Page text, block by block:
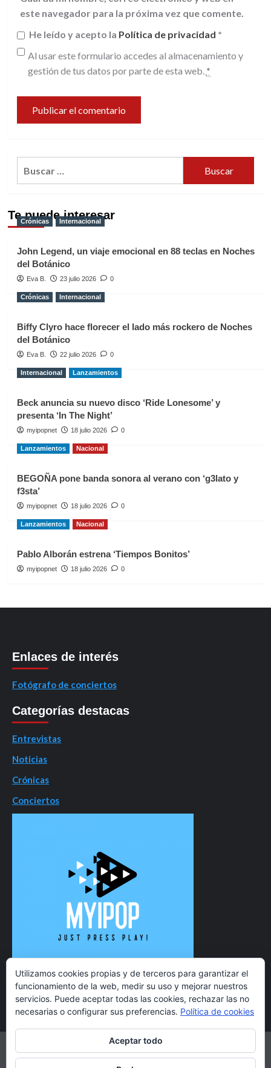
este navegador para la próxima vez que comente.
He leído y acepto la Política de privacidad *
Al usar este formulario accedes al almacenamiento y
gestión de tus datos por parte de esta web. *
Te puede interesar
Crónicas Internacional
John Legend, un viaje emocional en 88 teclas en Noches
del Botánico
Eva B. 23 julio 2026 0
Crónicas Internacional
Biffy Clyro hace florecer el lado más rockero de Noches
del Botánico
Eva B. 22 julio 2026 0
Internacional Lanzamientos
Beck anuncia su nuevo disco ‘Ride Lonesome’ y
presenta ‘In The Night’
myipopnet 18 julio 2026 0
Lanzamientos Nacional
BEGOÑA pone banda sonora al verano con ‘g3lato y
f3sta’
myipopnet 18 julio 2026 0
Lanzamientos Nacional
Pablo Alborán estrena ‘Tiempos Bonitos’
myipopnet 18 julio 2026 0
Enlaces de interés
Fotógrafo de conciertos
Categorías destacas
Entrevistas
Noticias
Crónicas
Conciertos
TwitterInstagramFacebookYouTube
Utilizamos cookies propias y de terceros para garantizar el
funcionamiento de la web, medir su uso y mejorar nuestros
servicios. Puede aceptar todas las cookies, rechazar las no
necesarias o configurar sus preferencias. Política de cookies
Aceptar todo